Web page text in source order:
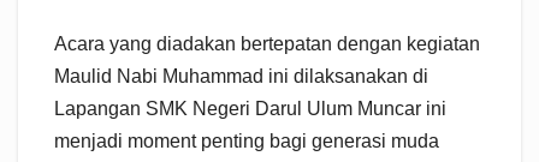
Acara yang diadakan bertepatan dengan kegiatan
Maulid Nabi Muhammad ini dilaksanakan di
Lapangan SMK Negeri Darul Ulum Muncar ini
menjadi moment penting bagi generasi muda